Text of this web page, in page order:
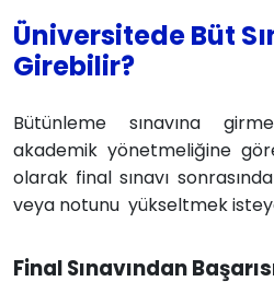
Üniversitede Büt
Girebilir?
Bütünleme sınavına
akademik yönetmeliğine
olarak final sınavı
veya notunu yükseltmek
Final Sınavından